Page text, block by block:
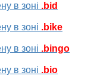
в зоні .bid
в зоні .bike
в зоні .bingo
в зоні .bio